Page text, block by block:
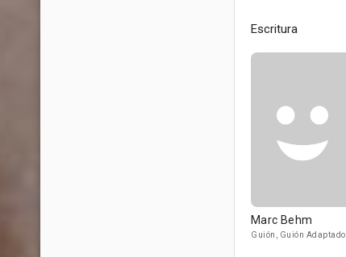
Escritura
Marc Behm
Guión, Guión Adaptado